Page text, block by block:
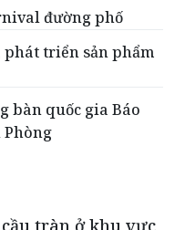
nhận ngư dân
đường phố
triển sản phẩm
quốc gia Báo